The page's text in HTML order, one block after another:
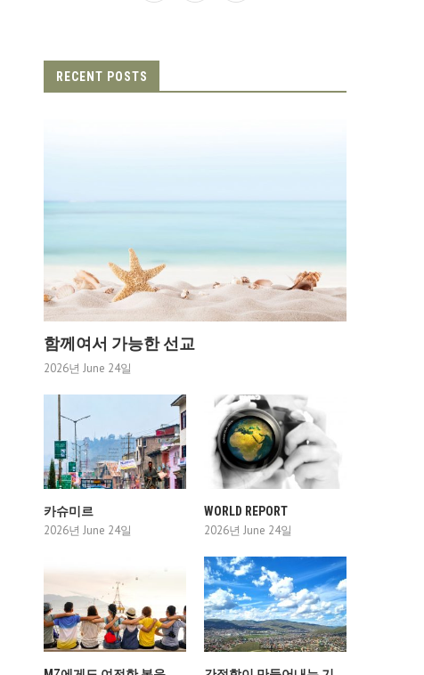
RECENT POSTS
함께여서 가능한 선교
2026년 June 24일
카슈미르
2026년 June 24일
WORLD REPORT
2026년 June 24일